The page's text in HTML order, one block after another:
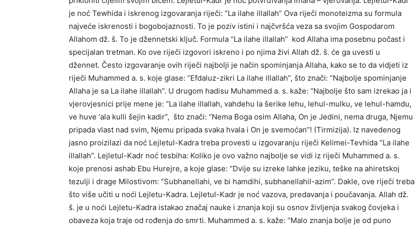
je noć Tewhida i iskrenog izgovaranja riječi: “La ilahe illallah” Ova riječi monoteizma su formula
najveće iskrenosti i bogobojaznosti. To je poziv istini i najčvršća veza sa svojim Gospodarom
Allahom dž. š. To je džennetski ključ. Formula “La ilahe illallah” kod Allaha ima posebnu počast i
specijalan tretman. Ko ove riječi izgovori iskreno i po njima živi Allah dž. š. će ga uvesti u
džennet. Često izgovaranje ovih riječi najbolji je način spominjanja Allaha, kako se to da vidjeti iz
riječi Muhammed a. s. koje glase: “Efdaluz-zikri La ilahe illallah”, što znači: “Najbolje spominjanje
Allaha je sa La ilahe illallah”. U drugom hadisu Muhammed a. s. kaže: “Najbolje što sam izrekao ja i
vjerovjesnici prije mene je: “La ilahe illallah, vahdehu la šerike lehu, lehul-mulku, ve lehul-hamdu,
ve huve ‘ala kulli šejin kadir”, što znači: “Nema Boga osim Allaha, On je Jedini, nema druga, Njemu
pripada vlast nad svim, Njemu pripada svaka hvala i On je svemoćan”! (Tirmizija). Iz navedenog
jasno proizilazi da noć Lejletul-Kadra treba provesti u izgovaranju riječi Kelimei-Tevhida “La ilahe
illallah”. Lejletul-Kadr noć tesbiha: Koliko je ovo važno najbolje se vidi iz riječi Muhammed a. s.
koje prenosi ashab Ebu Hurejre, a koje glase: “Dvije su izreke lahke jeziku, teške na ahiretskoj
tezulji i drage Milostivom: “Subhanellahi, ve bi hamdihi, subhanellahil-azim”. Dakle, ove riječi treba
što više učiti u noći Lejletu-Kadra. Lejletul-Kadr je noć vazova, predavanja i poučavanja. Allah dž.
š. je u noći Lejletu-Kadra istakao značaj nauke i znanja koji su osnov življenja svakog čovjeka i
obaveza koja traje od rođenja do smrti. Muhammed a. s. kaže: “Malo znanja bolje je od puno